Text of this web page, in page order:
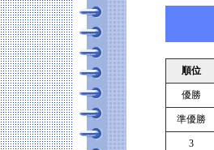
順位
優勝
準優勝
3